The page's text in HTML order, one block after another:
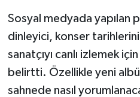
Sosyal medyada yapılan
dinleyici, konser
sanatçıyı canlı izlemek için
belirtti. Özellikle yeni
sahnede nasıl